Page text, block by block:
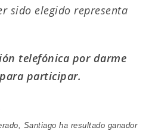
sido elegido representa
telefónica por darme
participar.
Santiago ha resultado ganador